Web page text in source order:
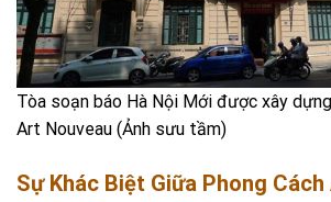
Tòa soạn báo Hà Nội Mới được xây
Art Nouveau (Ảnh sưu tầm)
Sự Khác Biệt Giữa Phong